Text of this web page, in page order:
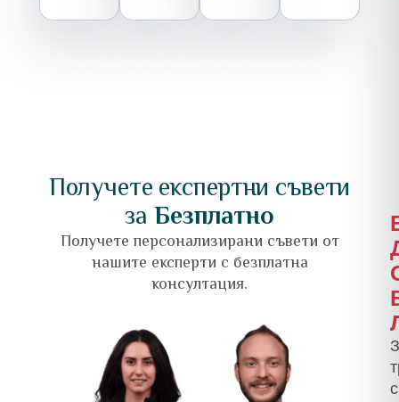
Получете експертни съвети
за Безплатно
Получете персонализирани съвети от
нашите експерти с безплатна
консултация.